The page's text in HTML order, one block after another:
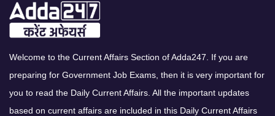
Welcome to the Current Affairs Section of Adda247. If you are
preparing for Government Job Exams, then it is very important for
you to read the Daily Current Affairs. All the important updates
based on current affairs are included in this Daily Current Affairs